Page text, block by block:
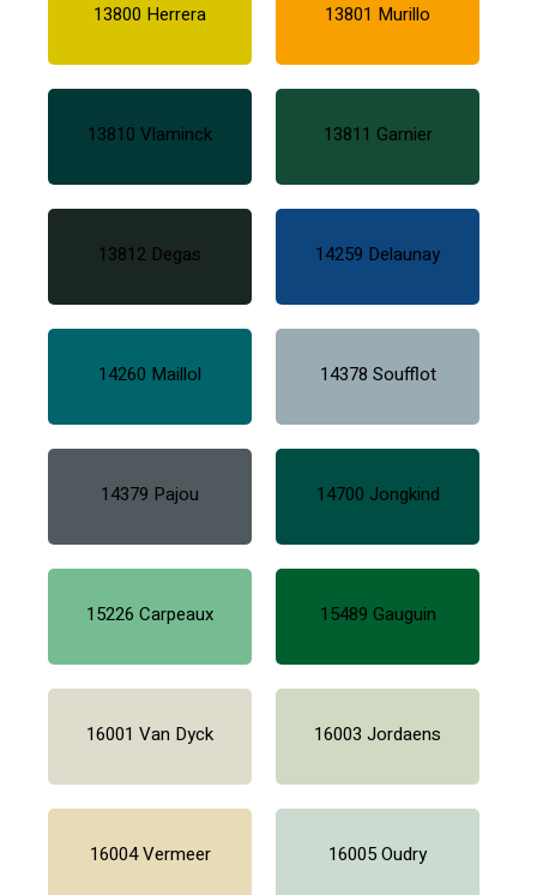
13800 Herrera 13801 Murillo
13810 Vlaminck 13811 Garnier
13812 Degas 14259 Delaunay
14260 Maillol 14378 Soufflot
14379 Pajou 14700 Jongkind
15226 Carpeaux 15489 Gauguin
16001 Van Dyck 16003 Jordaens
16004 Vermeer 16005 Oudry